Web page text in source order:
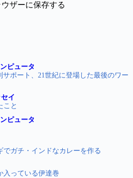
ザーに保存する
サポート、21世紀に登場した最後のワー
ピュータ
こと
イ
ピュータ
でガチ・インドなカレーを作る
入っている伊達巻